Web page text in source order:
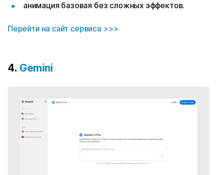
анимация базовая без сложных эффектов.
Перейти на сайт сервиса >>>
4. Gemini